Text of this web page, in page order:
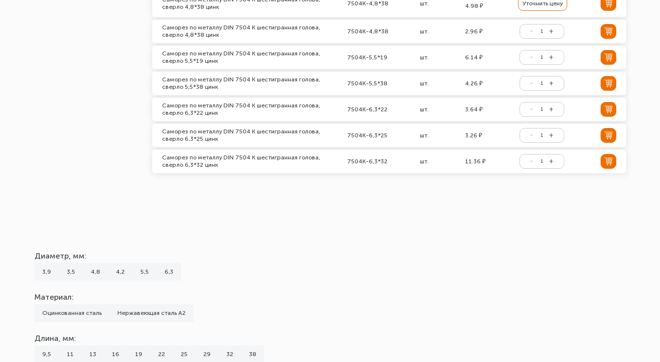
сверло 4,8*38 цинк
7504К-4,8*38 шт. 4.98 ₽ Уточнить цену
Саморез по металлу DIN 7504 К шестигранная голова,
сверло 4,8*38 цинк
7504К-4,8*38 шт. 2.96 ₽
Саморез по металлу DIN 7504 К шестигранная голова,
сверло 5,5*19 цинк
7504К-5,5*19 шт. 6.14 ₽
Саморез по металлу DIN 7504 К шестигранная голова,
сверло 5,5*38 цинк
7504К-5,5*38 шт. 4.26 ₽
Саморез по металлу DIN 7504 К шестигранная голова,
сверло 6,3*22 цинк
7504К-6,3*22 шт. 3.64 ₽
Саморез по металлу DIN 7504 К шестигранная голова,
сверло 6,3*25 цинк
7504К-6,3*25 шт. 3.26 ₽
Саморез по металлу DIN 7504 К шестигранная голова,
сверло 6,3*32 цинк
7504К-6,3*32 шт. 11.36 ₽
Диаметр, мм:
3,9 3,5 4,8 4,2 5,5 6,3
Материал:
Оцинкованная сталь Нержавеющая сталь А2
Длина, мм:
9,5 11 13 16 19 22 25 29 32 38